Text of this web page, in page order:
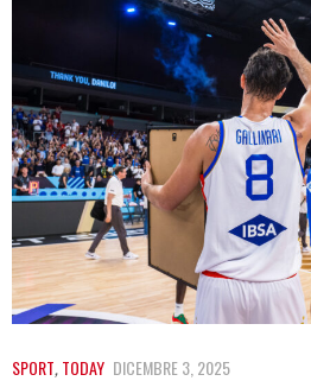
SPORT,TODAY DICEMBRE 3, 2025